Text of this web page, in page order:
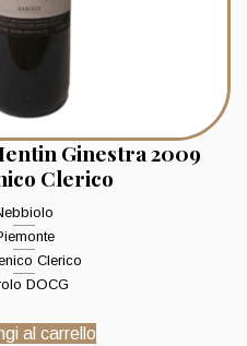
Ginestra 2009
Clerico
Clerico
DOCG
al carrello